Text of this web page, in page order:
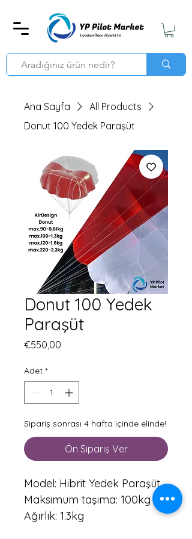
Ana Sayfa
All Products
Donut 100 Yedek Paraşüt
Donut 100 Yedek
Paraşüt
€550,00
Adet *
Sipariş sonrası 4 hafta içinde elinde!
Ön Sipariş Ver
Model: Hibrit Yedek Paraşüt
Maksimum taşıma: 100kg
Ağırlık: 1.3kg